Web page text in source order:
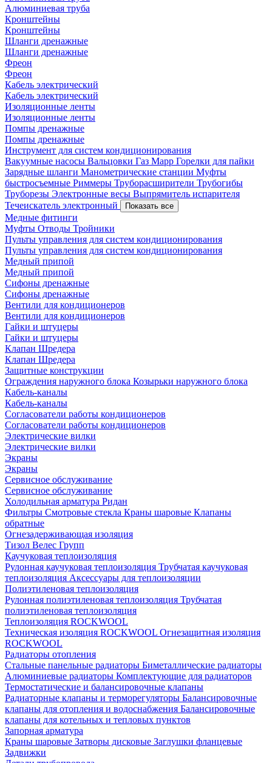
Алюминиевая труба
Кронштейны
Кронштейны
Шланги дренажные
Шланги дренажные
Фреон
Фреон
Кабель электрический
Кабель электрический
Изоляционные ленты
Изоляционные ленты
Помпы дренажные
Помпы дренажные
Инструмент для систем кондиционирования
Вакуумные насосы Вальцовки Газ Mapp Горелки для пайки
Зарядные шланги Манометрические станции Муфты
быстросъемные Риммеры Труборасширители Трубогибы
Труборезы Электронные весы Выпрямитель испарителя
Течеискатель электронный
Показать все
Медные фитинги
Муфты Отводы Тройники
Пульты управления для систем кондиционирования
Пульты управления для систем кондиционирования
Медный припой
Медный припой
Сифоны дренажные
Сифоны дренажные
Вентили для кондиционеров
Вентили для кондиционеров
Гайки и штуцеры
Гайки и штуцеры
Клапан Шредера
Клапан Шредера
Защитные конструкции
Ограждения наружного блока Козырьки наружного блока
Кабель-каналы
Кабель-каналы
Согласователи работы кондиционеров
Согласователи работы кондиционеров
Электрические вилки
Электрические вилки
Экраны
Экраны
Сервисное обслуживание
Сервисное обслуживание
Холодильная арматура Ридан
Фильтры Смотровые стекла Краны шаровые Клапаны
обратные
Огнезадерживающая изоляция
Тизол Велес Групп
Каучуковая теплоизоляция
Рулонная каучуковая теплоизоляция Трубчатая каучуковая
теплоизоляция Аксессуары для теплоизоляции
Полиэтиленовая теплоизоляция
Рулонная полиэтиленовая теплоизоляция Трубчатая
полиэтиленовая теплоизоляция
Теплоизоляция ROCKWOOL
Техническая изоляция ROCKWOOL Огнезащитная изоляция
ROCKWOOL
Радиаторы отопления
Стальные панельные радиаторы Биметаллические радиаторы
Алюминиевые радиаторы Комплектующие для радиаторов
Термостатические и балансировочные клапаны
Радиаторные клапаны и терморегуляторы Балансировочные
клапаны для отопления и водоснабжения Балансировочные
клапаны для котельных и тепловых пунктов
Запорная арматура
Краны шаровые Затворы дисковые Заглушки фланцевые
Задвижки